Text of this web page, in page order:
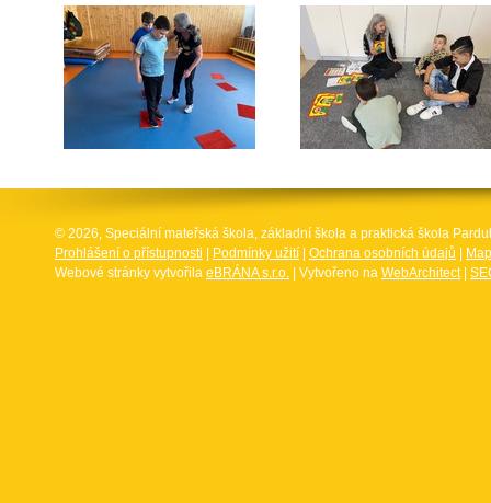
© 2026, Speciální mateřská škola, základní škola a praktická škola
Prohlášení o přístupnosti
Podmínky užití Ochrana osobních údajů
Webové stránky vytvořila eBRÁNA s.r.o. | Vytvořeno na WebArchitect|